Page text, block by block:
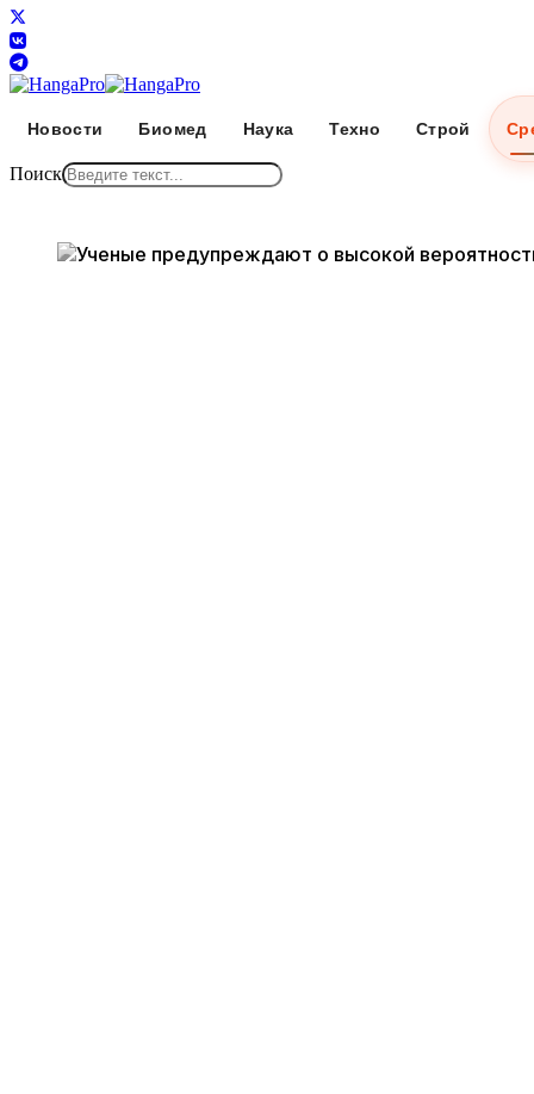
Новости Биомед Наука Техно Строй
Поиск